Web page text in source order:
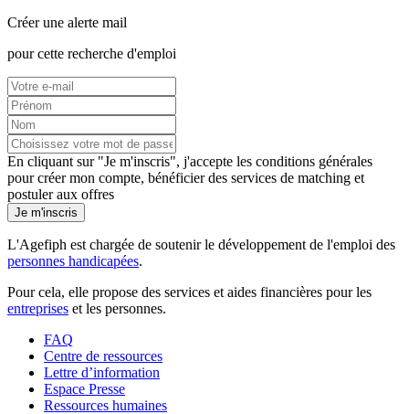
Créer une alerte mail
pour cette recherche d'emploi
En cliquant sur "Je m'inscris", j'accepte les conditions générales
pour créer mon compte, bénéficier des services de matching et
postuler aux offres
Je m'inscris
L'Agefiph est chargée de soutenir le développement de l'emploi des
personnes handicapées.
Pour cela, elle propose des services et aides financières pour les
entreprises et les personnes.
FAQ
Centre de ressources
Lettre d’information
Espace Presse
Ressources humaines